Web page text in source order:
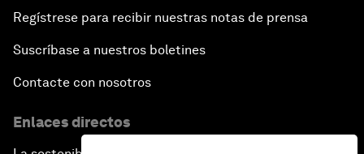
Regístrese para recibir nuestras notas de prensa
Suscríbase a nuestros boletines
Contacte con nosotros
Enlaces directos